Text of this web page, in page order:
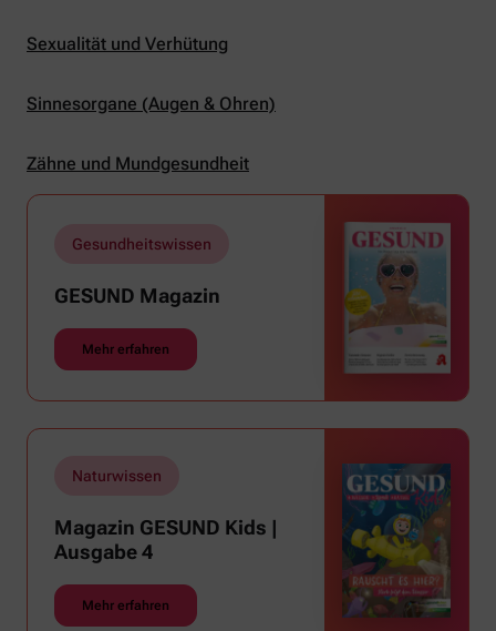
Sexualität und Verhütung
Sinnesorgane (Augen & Ohren)
Zähne und Mundgesundheit
Gesundheitswissen
GESUND Magazin
Mehr erfahren
Naturwissen
Magazin GESUND Kids |
Ausgabe 4
Mehr erfahren